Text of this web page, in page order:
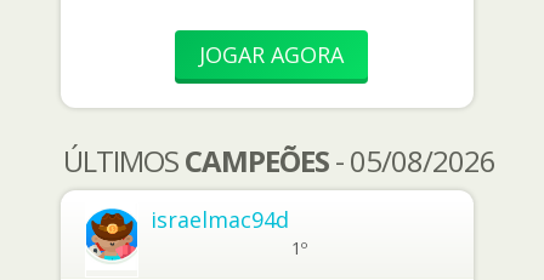
JOGAR AGORA
ÚLTIMOSCAMPEÕES- 05/08/2026
israelmac94d
1º